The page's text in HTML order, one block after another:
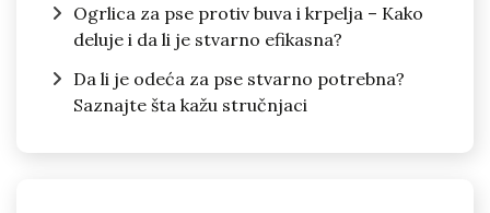
Ogrlica za pse protiv buva i krpelja – Kako
deluje i da li je stvarno efikasna?
Da li je odeća za pse stvarno potrebna?
Saznajte šta kažu stručnjaci